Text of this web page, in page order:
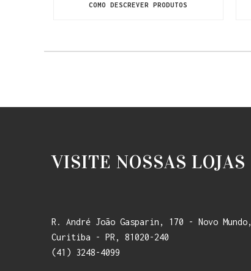
COMO DESCREVER PRODUTOS
VISITE NOSSAS LOJAS
R. André João Gasparin, 170 - Novo Mundo,
Curitiba - PR, 81020-240
(41) 3248-4099